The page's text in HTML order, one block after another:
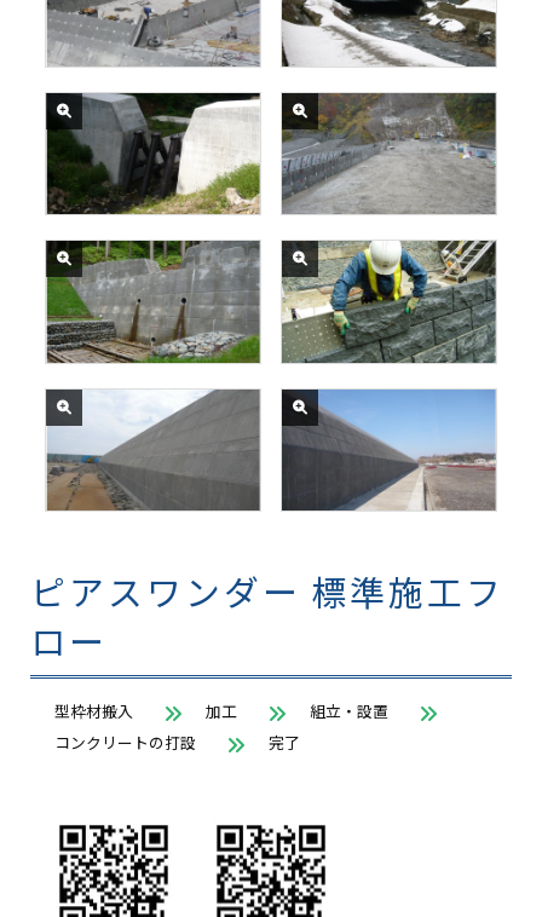
国土交通省新庄河川事務所発
注
「工藤沢砂防えん堤工事」
国土交通省新庄河川事務所発
注
「濁沢川第6砂防えん堤工事」
山形県最上総合支庁発注
「十二沢予防治山工事」
国土交通省新庄河川事務所
「本沢第二砂防えん堤改築工
事」
「高砂埠頭用地造成工事」
「金浦漁港水産物供給基盤整
備第2010号」
ピアスワンダー 標準施工フ
ロー
型枠材搬入 加工
組立・設置
コンクリートの打設
完了